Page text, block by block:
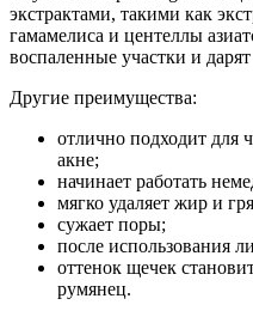
экстрактами, такими как
гамамелиса и центеллы
воспаленные участки и
Другие преимущества:
отлично подходит для
акне;
начинает работать
мягко удаляет жир и
сужает поры;
после использования
оттенок щечек
румянец.